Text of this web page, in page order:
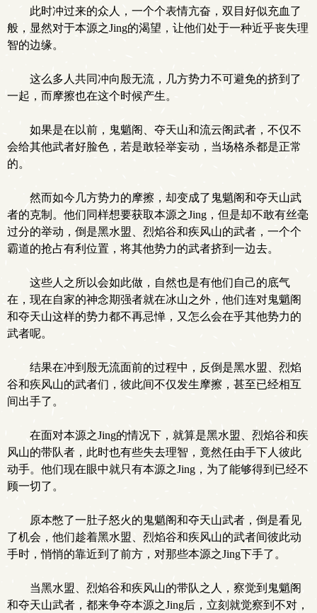
此时冲过来的众人，一个个表情亢奋，双目好似充血了
般，显然对于本源之Jing的渴望，让他们处于一种近乎丧失理
智的边缘。
这么多人共同冲向殷无流，几方势力不可避免的挤到了
一起，而摩擦也在这个时候产生。
如果是在以前，鬼魈阁、夺天山和流云阁武者，不仅不
会给其他武者好脸色，若是敢轻举妄动，当场格杀都是正常
的。
然而如今几方势力的摩擦，却变成了鬼魈阁和夺天山武
者的克制。他们同样想要获取本源之Jing，但是却不敢有丝毫
过分的举动，倒是黑水盟、烈焰谷和疾风山的武者，一个个
霸道的抢占有利位置，将其他势力的武者挤到一边去。
这些人之所以会如此做，自然也是有他们自己的底气
在，现在自家的神念期强者就在冰山之外，他们连对鬼魈阁
和夺天山这样的势力都不再忌惮，又怎么会在乎其他势力的
武者呢。
结果在冲到殷无流面前的过程中，反倒是黑水盟、烈焰
谷和疾风山的武者们，彼此间不仅发生摩擦，甚至已经相互
间出手了。
在面对本源之Jing的情况下，就算是黑水盟、烈焰谷和疾
风山的带队者，此时也有些失去理智，竟然任由手下人彼此
动手。他们现在眼中就只有本源之Jing，为了能够得到已经不
顾一切了。
原本憋了一肚子怒火的鬼魈阁和夺天山武者，倒是看见
了机会，他们趁着黑水盟、烈焰谷和疾风山的武者间彼此动
手时，悄悄的靠近到了前方，对那些本源之Jing下手了。
当黑水盟、烈焰谷和疾风山的带队之人，察觉到鬼魈阁
和夺天山武者，都来争夺本源之Jing后，立刻就觉察到不对，